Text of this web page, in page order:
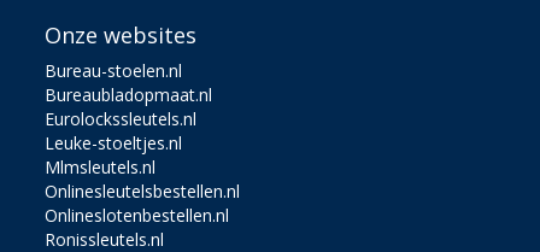
Onze websites
Bureau-stoelen.nl
Bureaubladopmaat.nl
Eurolockssleutels.nl
Leuke-stoeltjes.nl
Mlmsleutels.nl
Onlinesleutelsbestellen.nl
Onlineslotenbestellen.nl
Ronissleutels.nl